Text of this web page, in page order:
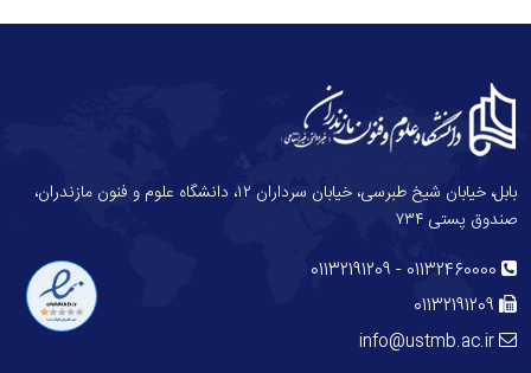
بابل، خیابان شیخ طبرسی، خیابان سرداران ۱۲، دانشگاه علوم و فنون مازندران،
صندوق پستی ۷۳۴
01132460000
-
01132191209
01132191209
info@ustmb.ac.ir